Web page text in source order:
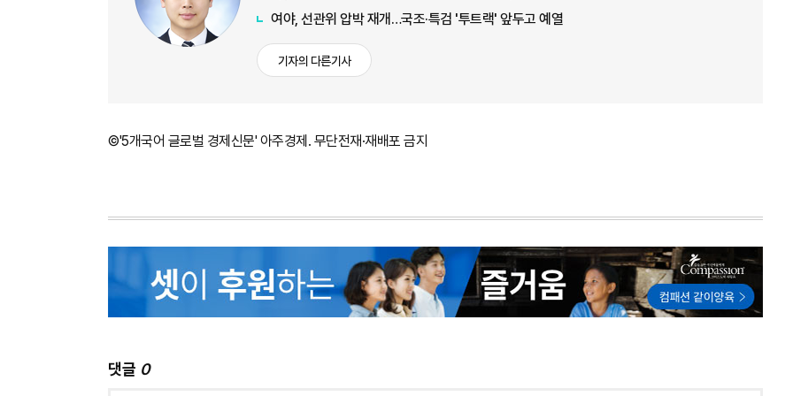
여야, 선관위 압박 재개…국조·특검 '투트랙' 앞두고 예열
기자의 다른기사
©'5개국어 글로벌 경제신문' 아주경제. 무단전재·재배포 금지
댓글 0